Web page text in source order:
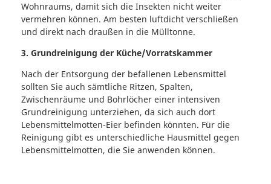
Wohnraums, damit sich die Insekten nicht weiter
vermehren können. Am besten luftdicht verschließen
und direkt nach draußen in die Mülltonne.
3. Grundreinigung der Küche/Vorratskammer
Nach der Entsorgung der befallenen Lebensmittel
sollten Sie auch sämtliche Ritzen, Spalten,
Zwischenräume und Bohrlöcher einer intensiven
Grundreinigung unterziehen, da sich auch dort
Lebensmittelmotten-Eier befinden könnten. Für die
Reinigung gibt es unterschiedliche Hausmittel gegen
Lebensmittelmotten, die Sie anwenden können.